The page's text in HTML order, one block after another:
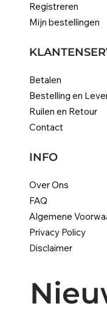
Registreren
Mijn bestellingen
Betalen
Bestelling en
Ruilen en Retour
Contact
INFO
Over Ons
FAQ
Algemene
Privacy Policy
Disclaimer